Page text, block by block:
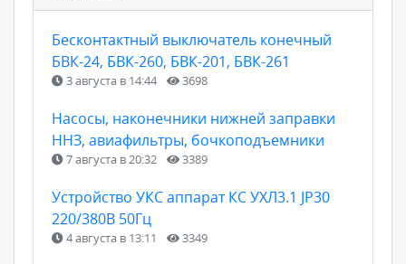
Бесконтактный выключатель конечный
БВК-24, БВК-260, БВК-201, БВК-261
3 августа в 14:44 3698
Насосы, наконечники нижней заправки
ННЗ, авиафильтры, бочкоподъемники
7 августа в 20:32 3389
Устройство УКС аппарат КС УХЛ3.1 JP30
220/380В 50Гц
4 августа в 13:11 3349